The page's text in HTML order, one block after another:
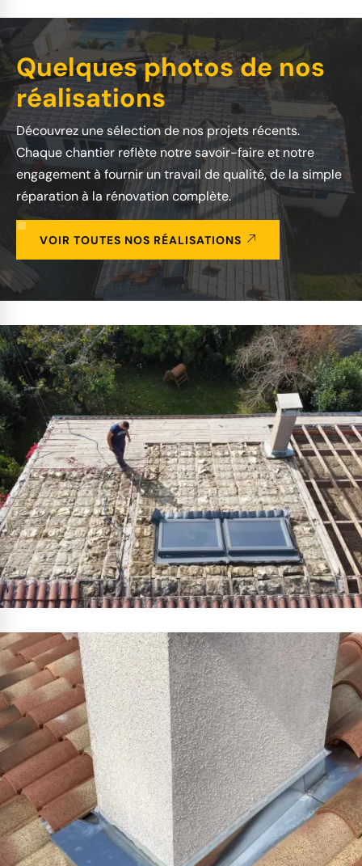
Quelques photos de nos
réalisations
Découvrez une sélection de nos projets récents.
Chaque chantier reflète notre savoir-faire et notre
engagement à fournir un travail de qualité, de la simple
réparation à la rénovation complète.
VOIR TOUTES NOS RÉALISATIONS